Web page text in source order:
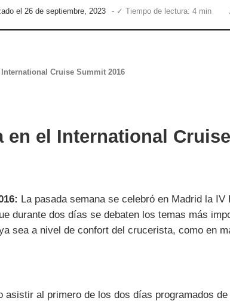
el 26 de septiembre, 2023 - ✓ Tiempo de lectura: 4 min
Cruise Summit 2016
el International
La pasada semana se celebró en Madrid la
durante dos días se debaten los temas más
sea a nivel de confort del crucerista, como en
asistir al primero de los dos días programados